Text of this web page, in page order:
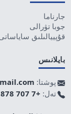
جارناما
جوبا تۋرالى
قۇپييالىلىق
بايلانىس
پوشتا:
تەل: +7 707 878 85 89